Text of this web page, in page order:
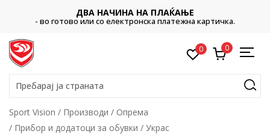
ДВА НАЧИНА НА ПЛАЌАЊЕ
- во готово или со електронска платежна картичка.
0 0
Пребарај ја страната
Sport Vision Производи
Опрема
Прибор и додатоци за обувки
Украс